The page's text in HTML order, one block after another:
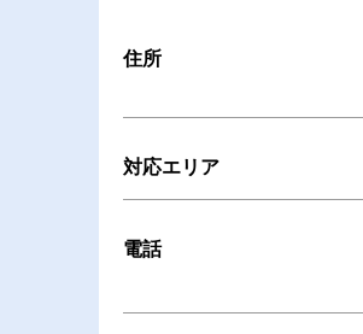
住所
対応エリア
電話